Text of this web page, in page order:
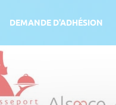
DEMANDE D'ADHÉSION